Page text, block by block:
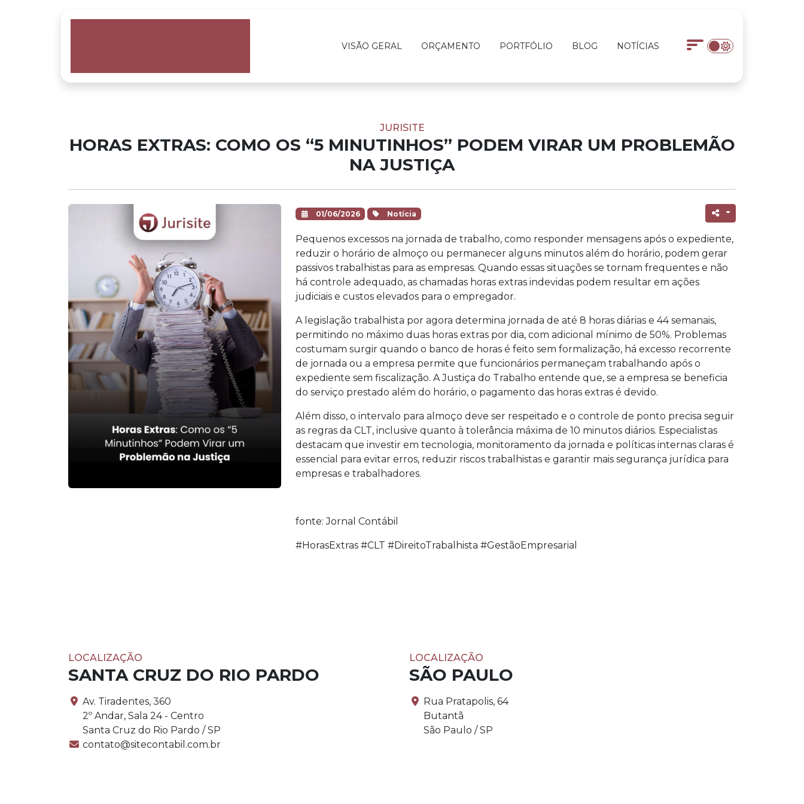
VISÃO GERAL ORÇAMENTO PORTFÓLIO BLOG NOTÍCIAS
JURISITE
HORAS EXTRAS: COMO OS “5 MINUTINHOS” PODEM VIRAR UM PROBLEMÃO
NA JUSTIÇA
01/06/2026 Notícia
Pequenos excessos na jornada de trabalho, como responder mensagens após o expediente,
reduzir o horário de almoço ou permanecer alguns minutos além do horário, podem gerar
passivos trabalhistas para as empresas. Quando essas situações se tornam frequentes e não
há controle adequado, as chamadas horas extras indevidas podem resultar em ações
judiciais e custos elevados para o empregador.
A legislação trabalhista por agora determina jornada de até 8 horas diárias e 44 semanais,
permitindo no máximo duas horas extras por dia, com adicional mínimo de 50%. Problemas
costumam surgir quando o banco de horas é feito sem formalização, há excesso recorrente
de jornada ou a empresa permite que funcionários permaneçam trabalhando após o
expediente sem fiscalização. A Justiça do Trabalho entende que, se a empresa se beneficia
do serviço prestado além do horário, o pagamento das horas extras é devido.
Além disso, o intervalo para almoço deve ser respeitado e o controle de ponto precisa seguir
as regras da CLT, inclusive quanto à tolerância máxima de 10 minutos diários. Especialistas
destacam que investir em tecnologia, monitoramento da jornada e políticas internas claras é
essencial para evitar erros, reduzir riscos trabalhistas e garantir mais segurança jurídica para
empresas e trabalhadores.
fonte: Jornal Contábil
#HorasExtras #CLT #DireitoTrabalhista #GestãoEmpresarial
LOCALIZAÇÃO
SANTA CRUZ DO RIO PARDO
Av. Tiradentes, 360
2º Andar, Sala 24 - Centro
Santa Cruz do Rio Pardo / SP
contato@sitecontabil.com.br
LOCALIZAÇÃO
SÃO PAULO
Rua Pratapolis, 64
Butantã
São Paulo / SP